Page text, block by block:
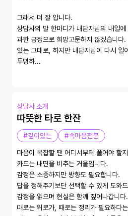
그래서 더 잘 압니다.
상담사의 말 한마디가 내담자님의 내일
과한 긍정으로 희망고문하지 않겠습니다.
있는 그대로, 하지만 내담자님이 다시 일
투명하...
상담사 소개
따뜻한 타로 한잔
#깊이있는 #속마음전문
마음이 복잡할 땐 어디서부터 풀어야 할
카드는 내면을 비추는 거울입니다.
감정은 소중하지만 방향도 필요합니다.
답을 정해주기보단 선택할 수 있게 도와
감정을 읽으며 현실은 함께 짚어나갑니다.
때로는 위로가, 때로는 정리가 필요하다